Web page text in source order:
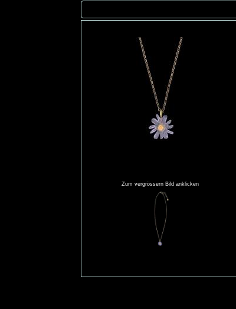
Zum vergrössern Bild anklicken